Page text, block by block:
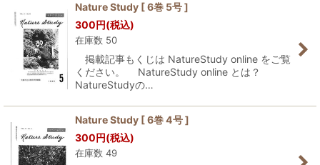
Nature Study [ 6巻 5号 ]
300円(税込)
在庫数 50
掲載記事もくじは NatureStudy online をご覧
ください。 NatureStudy online とは？
NatureStudyの…
Nature Study [ 6巻 4号 ]
300円(税込)
在庫数 49